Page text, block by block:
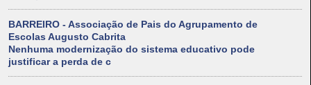
BARREIRO - Associação de Pais do Agrupamento de
Escolas Augusto Cabrita
Nenhuma modernização do sistema educativo pode
justificar a perda de c